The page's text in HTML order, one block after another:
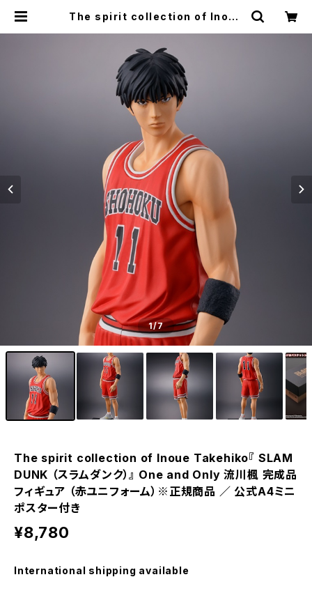
The spirit collection of Inoue
成品フィギュア （赤ユニフォーム）※正
規商品 ／ 公式A4ミニポスター付き |
SLAM DUNK（スラムダンク） フィギ
ュア専門店 Beech shop
1/7
The spirit collection of Inoue Takehiko『 SLAM
DUNK （スラムダンク）』 One and Only 流川楓 完成品
フィギュア （赤ユニフォーム）※正規商品 ／ 公式A4ミニ
ポスター付き
¥8,780
International shipping available